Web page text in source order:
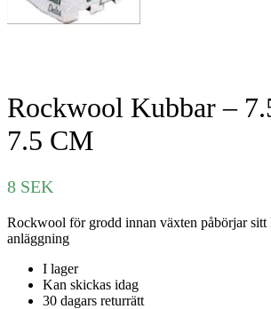
Rockwool Kubbar –
7.5 CM
8 SEK
Rockwool för grodd innan växten påbörjar
anläggning
I lager
Kan skickas idag
30 dagars returrätt